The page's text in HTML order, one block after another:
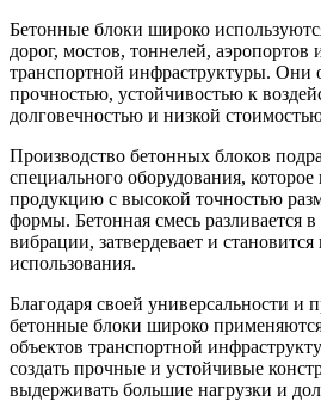
Бетонные блоки широко
дорог, мостов, тоннелей, аэропортов
транспортной инфраструктуры. Они
прочностью, устойчивостью к
долговечностью и низкой
Производство бетонных блоков
специального оборудования, которое
продукцию с высокой точностью
формы. Бетонная смесь разливается
вибрации, затвердевает и становится
использования.
Благодаря своей универсальности и
бетонные блоки широко применяются
объектов транспортной
создать прочные и устойчивые
выдерживать большие нагрузки и